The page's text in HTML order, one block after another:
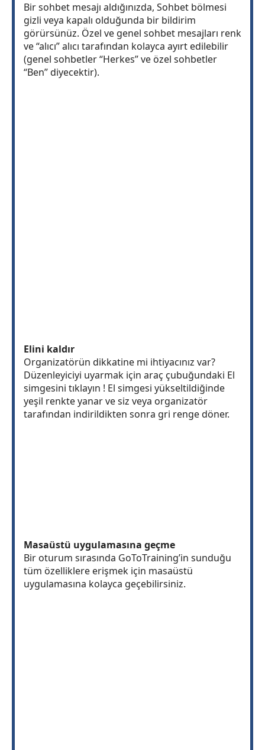
Bir sohbet mesajı aldığınızda, Sohbet bölmesi
gizli veya kapalı olduğunda bir bildirim
görürsünüz. Özel ve genel sohbet mesajları renk
ve “alıcı” alıcı tarafından kolayca ayırt edilebilir
(genel sohbetler “Herkes” ve özel sohbetler
“Ben” diyecektir).
Elini kaldır
Organizatörün dikkatine mi ihtiyacınız var?
Düzenleyiciyi uyarmak için araç çubuğundaki El
simgesini tıklayın ! El simgesi yükseltildiğinde
yeşil renkte yanar ve siz veya organizatör
tarafından indirildikten sonra gri renge döner.
Masaüstü uygulamasına geçme
Bir oturum sırasında GoToTraining’in sunduğu
tüm özelliklere erişmek için masaüstü
uygulamasına kolayca geçebilirsiniz.